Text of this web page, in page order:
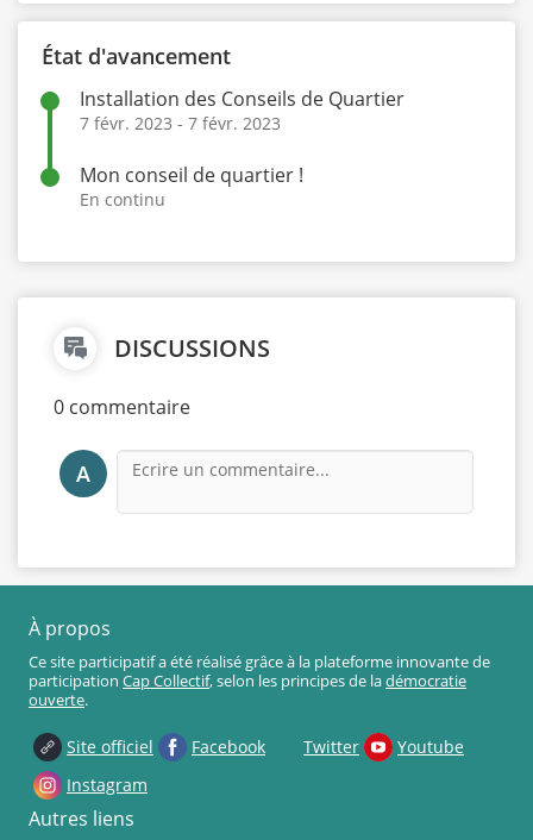
État d'avancement
Installation des Conseils de Quartier
7 févr. 2023 - 7 févr. 2023
Mon conseil de quartier !
En continu
DISCUSSIONS
0 commentaire
A
À propos
Ce site participatif a été réalisé grâce à la plateforme innovante de
participation Cap Collectif, selon les principes de ladémocratie
ouverte.
Site officiel Facebook Twitter
Youtube
Instagram
Autres liens